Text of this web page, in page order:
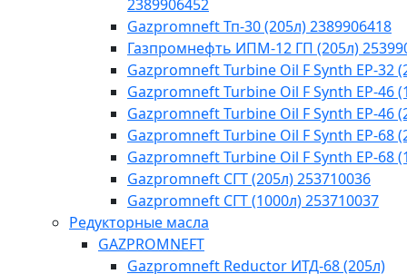
2389906452
Gazpromneft Тп-30 (205л) 2389906418
Газпромнефть ИПМ-12 ГП (205л)
Gazpromneft Turbine Oil F Synth EP-32
Gazpromneft Turbine Oil F Synth EP-46
Gazpromneft Turbine Oil F Synth EP-46
Gazpromneft Turbine Oil F Synth EP-68
Gazpromneft Turbine Oil F Synth EP-68
Gazpromneft СГТ (205л) 253710036
Gazpromneft СГТ (1000л) 253710037
Редукторные масла
GAZPROMNEFT
Gazpromneft Reductor ИТД-68 (205л)